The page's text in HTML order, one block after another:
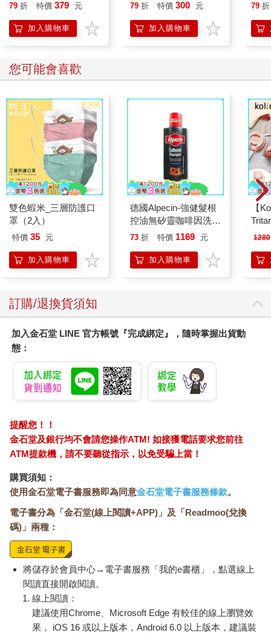
「祖父說過……我們這一族的『強大臂力』，跟『情感克制』是
成對的能力。」
「力量強大又脾氣暴躁的人最可怕，是嗎。原來如此呢。……不
管怎樣，既然已經曝光那就沒辦法了。不如趁這個機會，順便解
開大家對『美麗石像』這個綽號的誤解吧？」
「誤解？」
嗎？」
「……難道不對嗎？」
見觀風一臉認真地問，明晰便說：「唔哇，你不記得了嗎？」他
驚訝地瞪大了眼睛。
「很久以前，你不是把家裡的石像……喏，就是那尊按照你父親
製作的等身石像，搬到自己的房間裡嗎？」
觀風疑惑地側著頭。以前有過這種事嗎？
「因為是在你父親去世後發生的事，當時你大概才十歲吧。大人
們發現後又把它移回原處，他們都想不透那尊石像到底是怎麼搬
過去的。沒想到隔天，那尊石像又出現在你的房間裡。不過呢，
我湊巧目擊到那一幕。那尊石像要三名順英大力士合力才搬得
搬走。」
的。原本是『能輕鬆搬走美麗石像的怪胎』，簡稱『美麗石
「…………」
「我很快就叫膩了，不再使用那個綽號，但應該是有人聽到了
吧，後來就自然而然傳出去了。」
「……真給人添麻煩……」
「之後，你就學會完美地控制力氣，也不再做出讓周遭人吃驚的
事了。這麼說來，你已經有一百多年沒用過原本的臂力呀。小陶
「就跟你說，我平常都忘了這件事。因為我從小就被嚴格訓練，
日常生活中必須壓抑自己的力氣。我的臂力會傷害他人，今後要
避免再發生那種事才行。……不過，當時為什麼會控制不住呢？
要是不弄清楚原因……」
咦？摸著馬兒的明晰聞言看向觀風，那眼神就像是看到了什麼怪
東西。
「觀風……你不知道嗎？」
「知道什麼？」
「就是自己為什麼會控制不住啊。」
「……我記得當時，自己的情緒非常不穩定，不僅頭腦與腹部莫
名發熱，而且還全身緊張……但我想不到適合形容這種狀態的詞
彙……」
明晰聽了之後張開嘴巴，但卻一句話也沒說，就這麼仰頭望天。
看上去就像是傻眼到說不出話來，不過他的動作實在很浮誇。
「你這是憤怒啊。」
明晰重新面向觀風，語氣很衝地這麼說。
「憤怒？」
79 折 特價 379 元
加入購物車
79 折 特價 300 元
加入購物車
79 折
您可能會喜歡
雙色蝦米_三層防護口
罩（2入）
特價 35 元
加入購物車
德國Alpecin-強健髮根
控油無矽靈咖啡因洗髮
凝露375ml/瓶-C1強健
調理頭皮洗髮液/0矽靈
滋潤洗頭髮水/一般髮
73 折 特價 1169 元
加入購物車
【
1280
訂購/退換貨須知
加入金石堂 LINE 官方帳號『完成綁定』，隨時掌握出貨動
態：
提醒您！！
金石堂及銀行均不會請您操作ATM! 如接獲電話要求您前往
ATM提款機，請不要聽從指示，以免受騙上當！
購買須知：
使用金石堂電子書服務即為同意金石堂電子書服務條款。
電子書分為「金石堂(線上閱讀+APP)」及「Readmoo(兌換
碼)」兩種：
將儲存於會員中心→電子書服務「我的e書櫃」，點選線上
閱讀直接開啟閱讀。
線上閱讀：
建議使用Chrome、Microsoft Edge 有較佳的線上瀏覽效
果， iOS 16 或以上版本，Android 6.0 以上版本，建議裝